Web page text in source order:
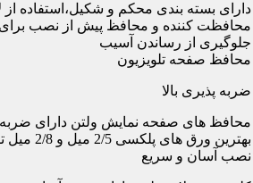
دارای بسته بندی محکم و شکیل،استفاده
محافظت کننده و محافظ پیش از نصب
جلوگیری از رساندن آسیب
محافظ صفحه تلویزیون
ضربه پذیری بالا
محافظ های صفحه نمایش ولتن دارای ضربه
بهترین ورق های پلکسی 2/5 میل و 2/8 میل تایوانی ساخته شدند.
نصب آسان و سریع